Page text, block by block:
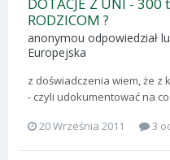
DOTACJE Z UNI - 300
RODZICOM ?
anonymou odpowiedział
Europejska
z doświadczenia wiem, że z
- czyli udokumentować na
20 Września 2011
3